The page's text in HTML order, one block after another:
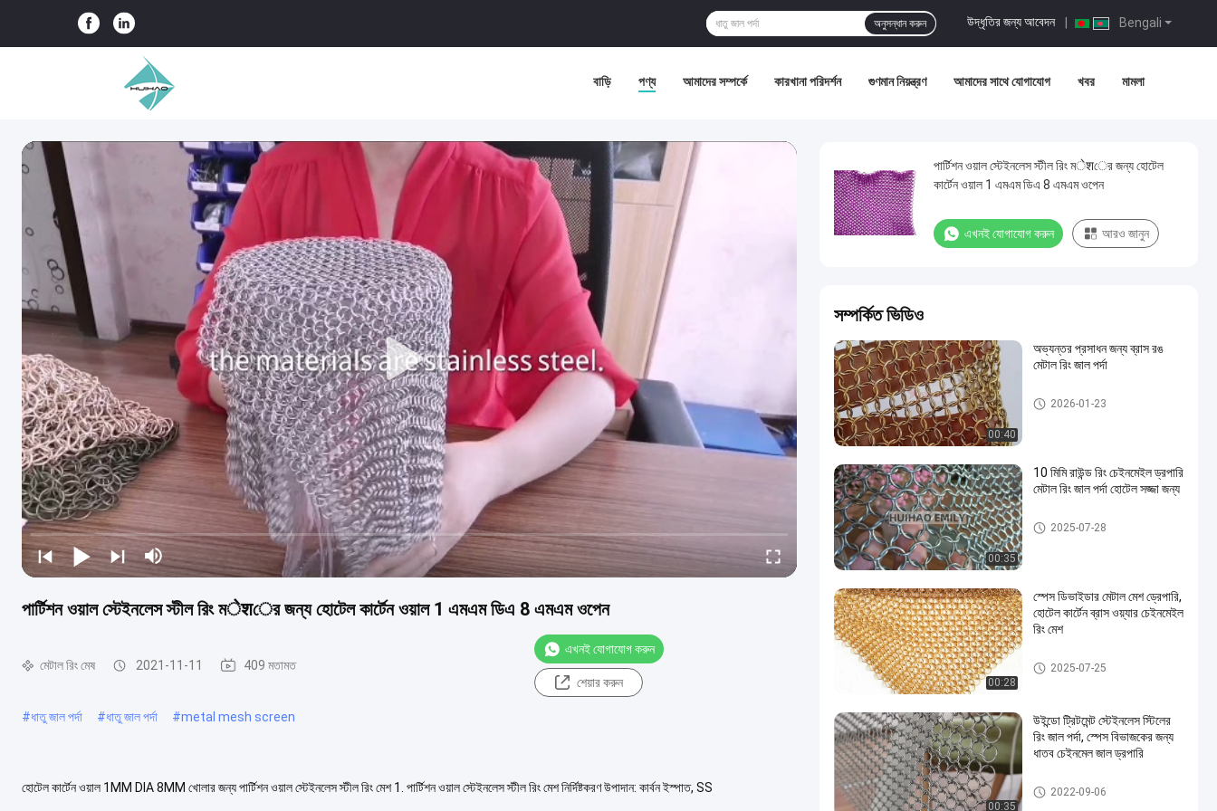
Bengali
উদ্ধৃতির জন্য আবেদন
অনুসন্ধান করুন
বাড়ি পণ্য আমাদের সম্পর্কে কারখানা পরিদর্শন গুণমান নিয়ন্ত্রণ আমাদের সাথে যোগাযোগ খবর মামলা
পার্টিশন ওয়াল স্টেইনলেস স্টীল রিং মेशের জন্য হোটেল কার্টেন ওয়াল 1 এমএম ডিএ 8 এমএম ওপেন
মেটাল রিং মেষ 2021-11-11 409 মতামত
এখনই যোগাযোগ করুন
শেয়ার করুন
#ধাতু জাল পর্দা #ধাতু জাল পর্দা #metal mesh screen
হোটেল কার্টেন ওয়াল 1MM DIA 8MM খোলার জন্য পার্টিশন ওয়াল স্টেইনলেস স্টীল রিং মেশ 1. পার্টিশন ওয়াল স্টেইনলেস স্টীল রিং মেশ নির্দিষ্টকরণ উপাদান: কার্বন ইস্পাত, SS
পার্টিশন ওয়াল স্টেইনলেস স্টীল রিং মेशের জন্য হোটেল
কার্টেন ওয়াল 1 এমএম ডিএ 8 এমএম ওপেন
এখনই যোগাযোগ করুন আরও জানুন
সম্পর্কিত ভিডিও
00:40
অভ্যন্তর প্রসাধন জন্য ব্রাস রঙ
মেটাল রিং জাল পর্দা
মেটাল রিং মেষ
2026-01-23
00:35
10 মিমি রাউন্ড রিং চেইনমেইল ড্রপারি
মেটাল রিং জাল পর্দা হোটেল সজ্জা জন্য
মেটাল ধরা পড়া ড্রপেরী
2025-07-28
00:28
স্পেস ডিভাইডার মেটাল মেশ ড্রেপারি,
হোটেল কার্টেন ব্রাস ওয়্যার চেইনমেইল
রিং মেশ
মেটাল ধরা পড়া ড্রপেরী
2025-07-25
00:35
উইন্ডো ট্রিটমেন্ট স্টেইনলেস স্টিলের
রিং জাল পর্দা, স্পেস বিভাজকের জন্য
ধাতব চেইনমেল জাল ড্রপারি
মেটাল রিং মেষ
2022-09-06